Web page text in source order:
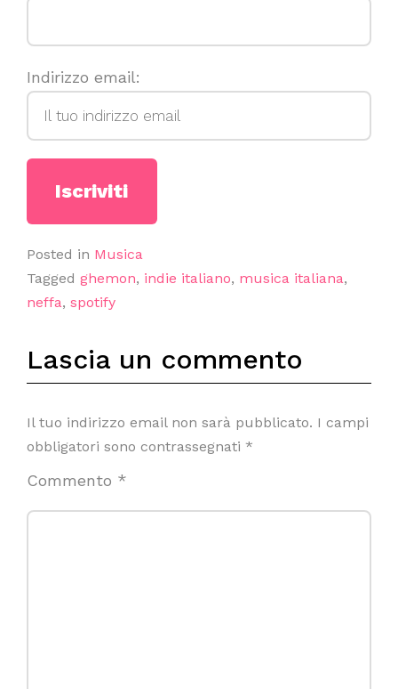
Indirizzo email:
Posted in Musica
Tagged ghemon, indie italiano, musica italiana,
neffa, spotify
Lascia un commento
Il tuo indirizzo email non sarà pubblicato. I campi
obbligatori sono contrassegnati *
Commento *